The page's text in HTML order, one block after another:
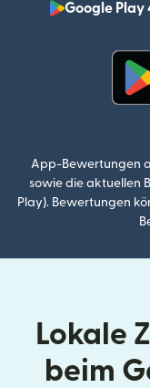
Google Play
App-Bewertungen
sowie die aktuellen
Play). Bewertungen
Lokale
beim